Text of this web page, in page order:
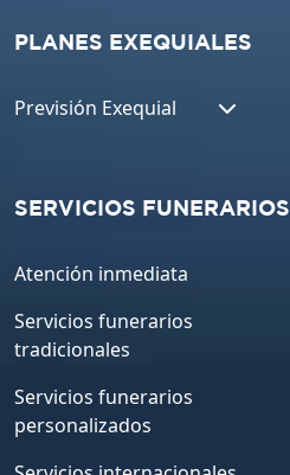
PLANES EXEQUIALES
Previsión Exequial
SERVICIOS FUNERARIOS
Atención inmediata
Servicios funerarios
tradicionales
Servicios funerarios
personalizados